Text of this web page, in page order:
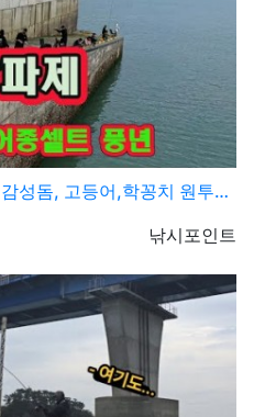
, 고등어,학꽁치 원투낚시 바다낚시 …
등록자
낚시포인트